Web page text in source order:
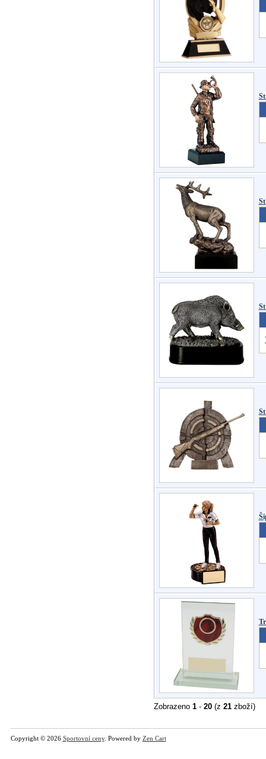
Zobrazeno 1- 20(z 21zboží)
Copyright © 2026 Sportovní ceny. Powered by Zen Cart